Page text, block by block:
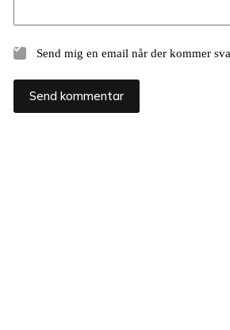
Send mig en email når der kommer
Send kommentar